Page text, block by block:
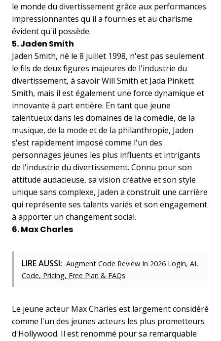
le monde du divertissement grâce aux performances
impressionnantes qu'il a fournies et au charisme
évident qu'il possède.
5. Jaden Smith
Jaden Smith, né le 8 juillet 1998, n'est pas seulement
le fils de deux figures majeures de l'industrie du
divertissement, à savoir Will Smith et Jada Pinkett
Smith, mais il est également une force dynamique et
innovante à part entière. En tant que jeune
talentueux dans les domaines de la comédie, de la
musique, de la mode et de la philanthropie, Jaden
s'est rapidement imposé comme l'un des
personnages jeunes les plus influents et intrigants
de l'industrie du divertissement. Connu pour son
attitude audacieuse, sa vision créative et son style
unique sans complexe, Jaden a construit une carrière
qui représente ses talents variés et son engagement
à apporter un changement social.
6. Max Charles
LIRE AUSSI: Augment Code Review In 2026 Login, AI,
Code, Pricing, Free Plan & FAQs
Le jeune acteur Max Charles est largement considéré
comme l'un des jeunes acteurs les plus prometteurs
d'Hollywood. Il est renommé pour sa remarquable